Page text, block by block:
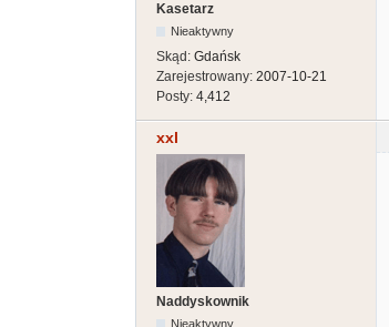
Kasetarz
Nieaktywny
Skąd: Gdańsk
Zarejestrowany: 2007-10-21
Posty: 4,412
xxl
Naddyskownik
Nieaktywny